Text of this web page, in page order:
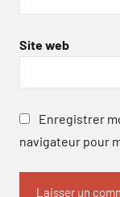
Site web
Enregistrer
navigateur pour